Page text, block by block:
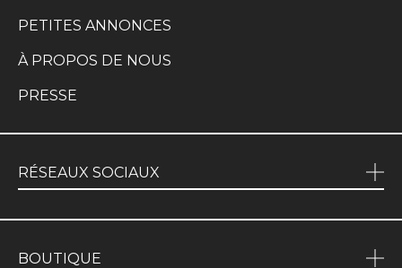
PETITES ANNONCES
À PROPOS DE NOUS
PRESSE
RÉSEAUX SOCIAUX
BOUTIQUE